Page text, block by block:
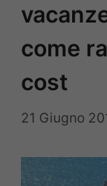
come
cost
21 Giugno